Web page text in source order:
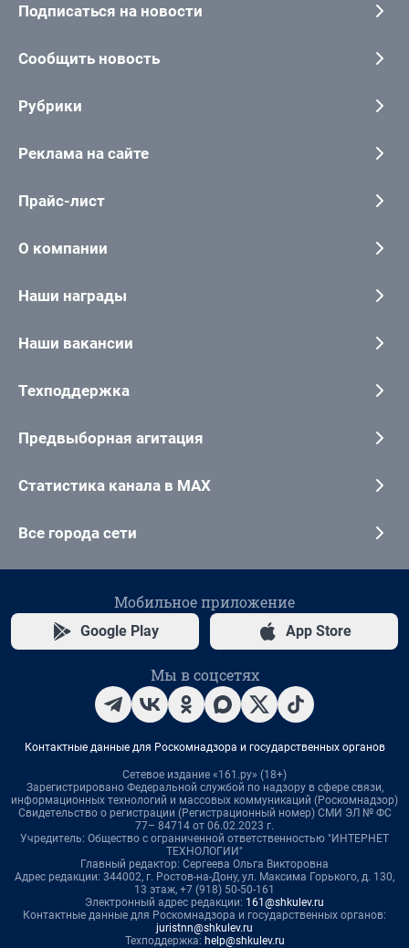
Подписаться на новости
Сообщить новость
Рубрики
Реклама на сайте
Прайс-лист
О компании
Наши награды
Наши вакансии
Техподдержка
Предвыборная агитация
Статистика канала в MAX
Все города сети
Мобильное приложение
Google Play App Store
Мы в соцсетях
Контактные данные для Роскомнадзора и государственных органов
Сетевое издание «161.ру» (18+)
Зарегистрировано Федеральной службой по надзору в сфере связи,
информационных технологий и массовых коммуникаций (Роскомнадзор)
Свидетельство о регистрации (Регистрационный номер) СМИ ЭЛ № ФС
77– 84714 от 06.02.2023 г.
Учредитель: Общество с ограниченной ответственностью "ИНТЕРНЕТ
ТЕХНОЛОГИИ"
Главный редактор: Сергеева Ольга Викторовна
Адрес редакции: 344002, г. Ростов-на-Дону, ул. Максима Горького, д. 130,
13 этаж, +7 (918) 50-50-161
Электронный адрес редакции: 161@shkulev.ru
Контактные данные для Роскомнадзора и государственных органов:
juristnn@shkulev.ru
Техподдержка: help@shkulev.ru